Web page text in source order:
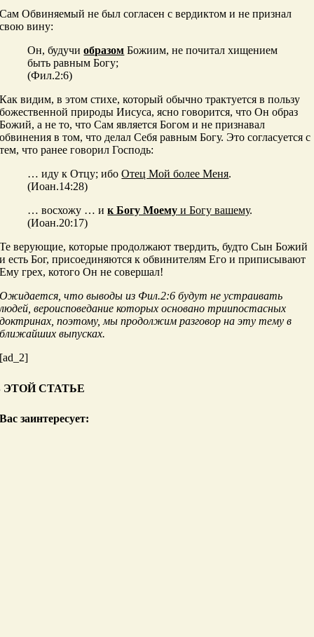
Сам Обвиняемый не был согласен с вердиктом и не признал
свою вину:
Он, будучиобразом Божиим, не почитал хищением
быть равным Богу;
(Фил.2:6)
Как видим, в этом стихе, который обычно трактуется в пользу
божественной природы Иисуса, ясно говорится, что Он образ
Божий, а не то, что Сам является Богом и не признавал
обвинения в том, что делал Себя равным Богу. Это согласуется с
тем, что ранее говорил Господь:
… иду к Отцу; ибоОтец Мой более Меня.
(Иоан.14:28)
… восхожу … ик Богу Моему и Богу вашему.
(Иоан.20:17)
Те верующие, которые продолжают твердить, будто Сын Божий
и есть Бог, присоединяются к обвинителям Его и приписывают
Ему грех, котого Он не совершал!
Ожидается, что выводы из Фил.2:6 будут не устраивать
людей, вероисповедание которых основано триипостасных
доктринах, поэтому, мы продолжим разговор на эту тему в
ближайших выпусках.
[ad_2]
ЭТОЙ СТАТЬЕ
Вас заинтересует: